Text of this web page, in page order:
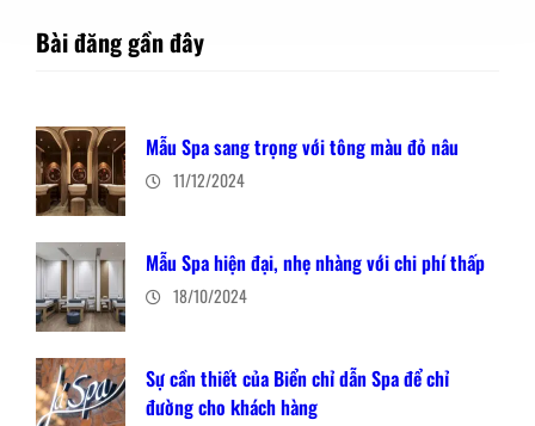
Bài đăng gần đây
Mẫu Spa sang trọng với tông màu đỏ nâu
11/12/2024
Mẫu Spa hiện đại, nhẹ nhàng với chi phí thấp
18/10/2024
Sự cần thiết của Biển chỉ dẫn Spa để chỉ
đường cho khách hàng